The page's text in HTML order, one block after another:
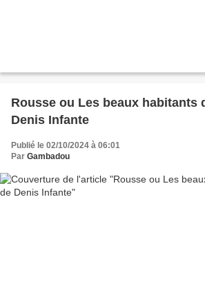
Rousse ou Les beaux habitants
Denis Infante
Publié le 02/10/2024 à 06:01
Par Gambadou